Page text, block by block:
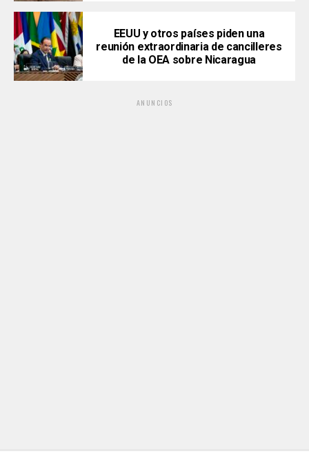
EEUU y otros países piden una
reunión extraordinaria de cancilleres
de la OEA sobre Nicaragua
ANUNCIOS